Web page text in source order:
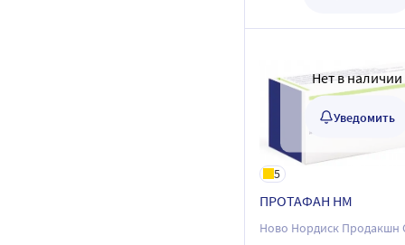
Нет в наличии
Уведомить
5
ПРОТАФАН НМ
Ново Нордиск Продакшн